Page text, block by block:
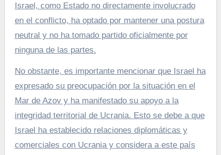
Israel, como Estado no directamente involucrado
en el conflicto, ha optado por mantener una postura
neutral y no ha tomado partido oficialmente por
ninguna de las partes.
No obstante, es importante mencionar que Israel ha
expresado su preocupación por la situación en el
Mar de Azov y ha manifestado su apoyo a la
integridad territorial de Ucrania. Esto se debe a que
Israel ha establecido relaciones diplomáticas y
comerciales con Ucrania y considera a este país